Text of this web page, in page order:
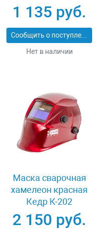
11334-XL
1 135 руб.
Сообщить о поступлении
Нет в наличии
Маска сварочная
хамелеон красная
Кедр К-202
2 150 руб.